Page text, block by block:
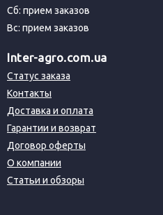
Сб: прием заказов
Вс: прием заказов
Inter-agro.com.ua
Статус заказа
Контакты
Доставка и оплата
Гарантии и возврат
Договор оферты
О компании
Статьи и обзоры